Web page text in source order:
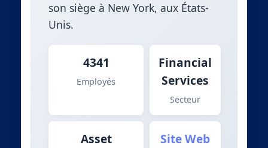
son siège à New York, aux États-
Unis.
4341
Employés
Financial
Services
Secteur
Asset
Site Web